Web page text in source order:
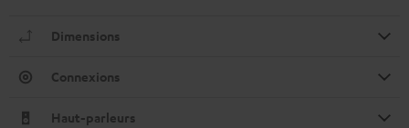
Dimensions
Connexions
Haut-parleurs